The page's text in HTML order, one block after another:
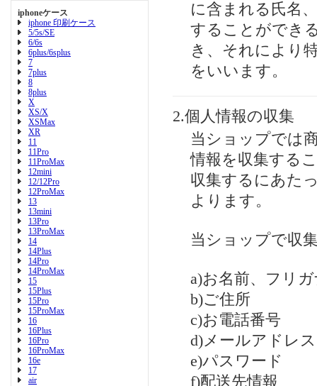
iphoneケース
iphone 印刷ケース
5/5s/SE
6/6s
6plus/6splus
7
7plus
8
8plus
X
XS/X
XSMax
XR
11
11Pro
11ProMax
12mini
12/12Pro
12ProMax
13
13mini
13Pro
13ProMax
14
14Plus
14Pro
14ProMax
15
15Plus
15Pro
15ProMax
16
16Plus
16Pro
16ProMax
16e
17
air
に含まれる氏名
することができ
き、それにより
をいいます。
2.個人情報の収集
当ショップでは
情報を収集する
収集するにあた
よります。
当ショップで収
a)お名前、フリ
b)ご住所
c)お電話番号
d)メールアドレス
e)パスワード
f)配送先情報